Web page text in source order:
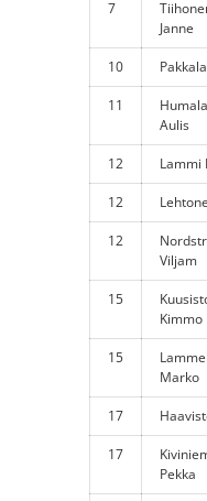
7
Janne
10
11
Aulis
12 Lammi
12
12
Viljam
15
Kimmo
15
Marko
17
17
Pekka